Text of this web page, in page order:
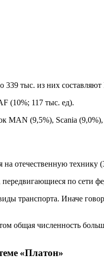
339 тыс. из них
(10%; 117 тыс. ед).
MAN (9,5%), Scania
на отечественную технику
по сети
транспорта. Иначе
общая численность
«Платон»